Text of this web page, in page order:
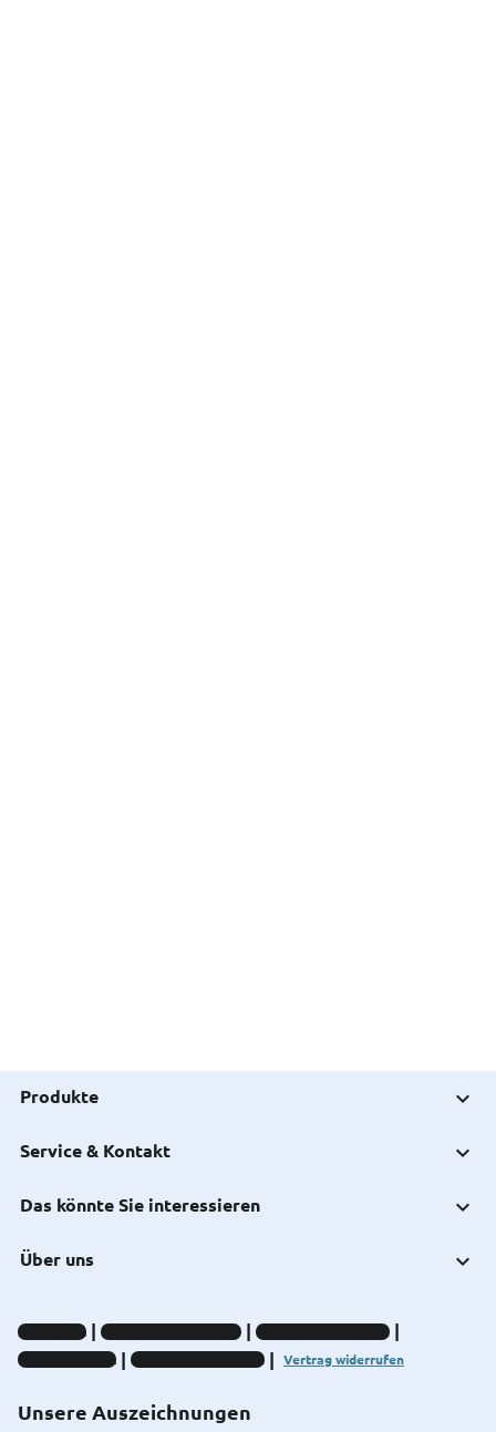
Produkte
Service & Kontakt
Das könnte Sie interessieren
Über uns
Unsere Auszeichnungen
Impressum Datenschutz-Hinweise
Compliance-Hinweise
Barrierefreiheit
Cookie-Einstellungen Vertrag widerrufen